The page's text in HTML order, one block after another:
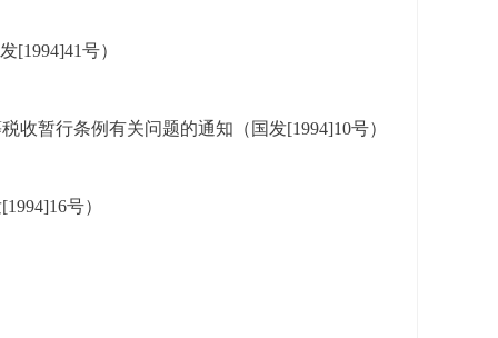
[1994]41号）
暂行条例有关问题的通知（国发[1994]10号）
号）